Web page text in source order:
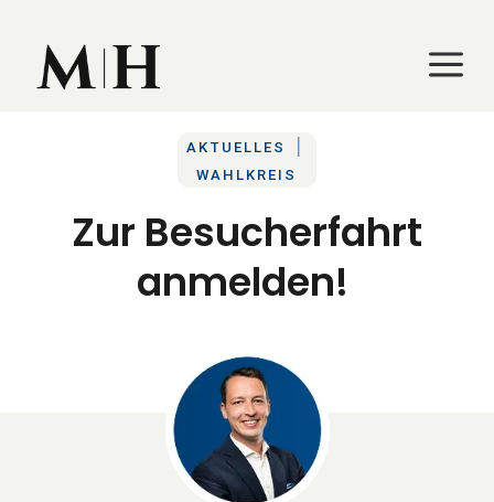
a
a
AKTUELLES |
WAHLKREIS
Zur Besucherfahrt
anmelden!